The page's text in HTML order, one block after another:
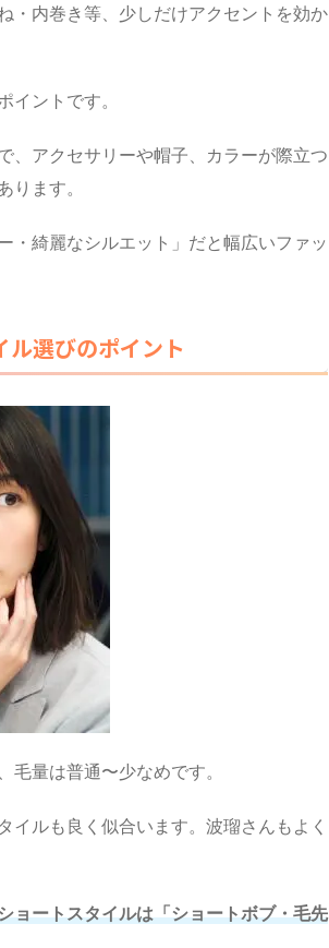
・内巻き等、少しだけアクセントを効か
ントです。
、アクセサリーや帽子、カラーが際立つ
ます。
・綺麗なシルエット」だと幅広いファッ
選びのポイント
量は普通〜少なめです。
ルも良く似合います。波瑠さんもよく
ョートスタイルは「ショートボブ・毛先